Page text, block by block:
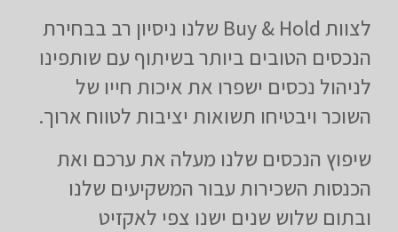
לצוות Buy & Hold שלנו ניסיון רב בבחירת
הנכסים הטובים ביותר בשיתוף עם שותפינו
לניהול נכסים ישפרו את איכות חייו של
השוכר ויבטיחו תשואות יציבות לטווח ארוך.
שיפוץ הנכסים שלנו מעלה את ערכם ואת
הכנסות השכירות עבור המשקיעים שלנו
ובתום שלוש שנים ישנו צפי לאקזיט